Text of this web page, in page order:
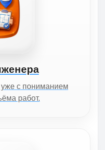
с пониманием
работ.